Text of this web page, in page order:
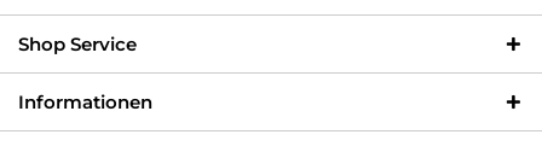
Shop Service
Informationen